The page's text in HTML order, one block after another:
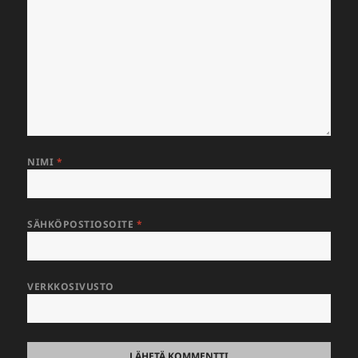
NIMI *
SÄHKÖPOSTIOSOITE *
VERKKOSIVUSTO